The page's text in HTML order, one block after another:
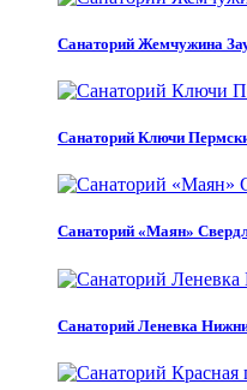
Санаторий Жемчужина
Санаторий Ключи
Санаторий «Маян»
Санаторий Леневка